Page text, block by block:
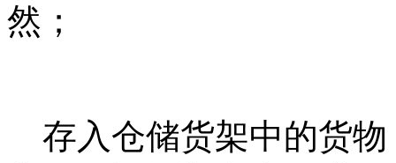
然；
存入仓储货架中的货物